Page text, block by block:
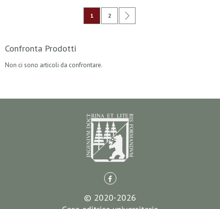
Attualmente stai leggendo la pagina
1 Pagina
2
Confronta Prodotti
Non ci sono articoli da confrontare.
© 2020-2026